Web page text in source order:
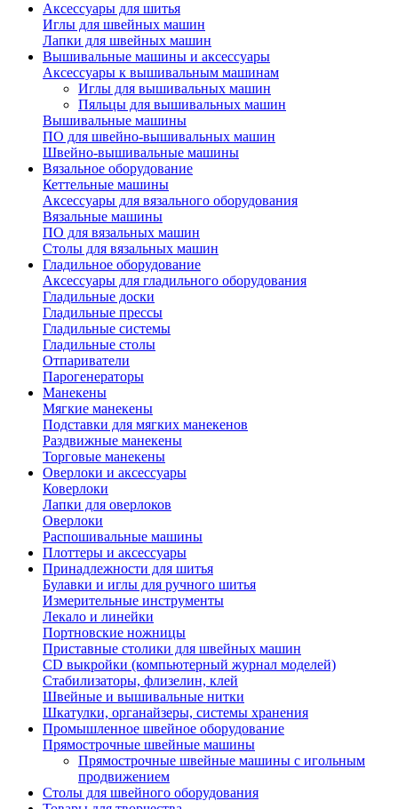
Аксессуары для шитья
Иглы для швейных машин
Лапки для швейных машин
Вышивальные машины и аксессуары
Аксессуары к вышивальным машинам
Иглы для вышивальных машин
Пяльцы для вышивальных машин
Вышивальные машины
ПО для швейно-вышивальных машин
Швейно-вышивальные машины
Вязальное оборудование
Кеттельные машины
Аксессуары для вязального оборудования
Вязальные машины
ПО для вязальных машин
Столы для вязальных машин
Гладильное оборудование
Аксессуары для гладильного оборудования
Гладильные доски
Гладильные прессы
Гладильные системы
Гладильные столы
Отпариватели
Парогенераторы
Манекены
Мягкие манекены
Подставки для мягких манекенов
Раздвижные манекены
Торговые манекены
Оверлоки и аксессуары
Коверлоки
Лапки для оверлоков
Оверлоки
Распошивальные машины
Плоттеры и аксессуары
Принадлежности для шитья
Булавки и иглы для ручного шитья
Измерительные инструменты
Лекало и линейки
Портновские ножницы
Приставные столики для швейных машин
СD выкройки (компьютерный журнал моделей)
Стабилизаторы, флизелин, клей
Швейные и вышивальные нитки
Шкатулки, органайзеры, системы хранения
Промышленное швейное оборудование
Прямострочные швейные машины
Прямострочные швейные машины с игольным
продвижением
Столы для швейного оборудования